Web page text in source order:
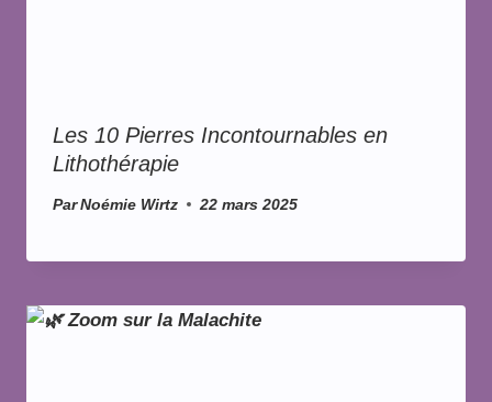
Les 10 Pierres Incontournables en
Lithothérapie
Par Noémie Wirtz 22 mars 2025